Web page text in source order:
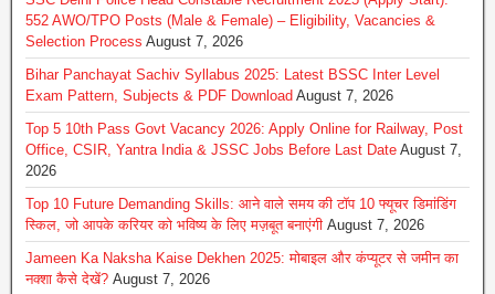
552 AWO/TPO Posts (Male & Female) – Eligibility, Vacancies &
Selection Process August 7, 2026
Bihar Panchayat Sachiv Syllabus 2025: Latest BSSC Inter Level
Exam Pattern, Subjects & PDF Download August 7, 2026
Top 5 10th Pass Govt Vacancy 2026: Apply Online for Railway, Post
Office, CSIR, Yantra India & JSSC Jobs Before Last Date August 7,
2026
Top 10 Future Demanding Skills: आने वाले समय की टॉप 10 फ्यूचर डिमांडिंग
स्किल, जो आपके करियर को भविष्य के लिए मज़बूत बनाएंगी August 7, 2026
Jameen Ka Naksha Kaise Dekhen 2025: मोबाइल और कंप्यूटर से जमीन का
नक्शा कैसे देखें? August 7, 2026